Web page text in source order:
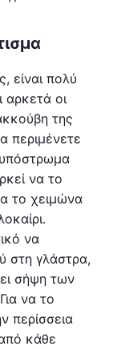
είναι πολύ
αρκετά οι
της
περιμένετε
να το
το χειμώνα
να
στη γλάστρα,
σήψη των
να το
περίσσεια
κάθε